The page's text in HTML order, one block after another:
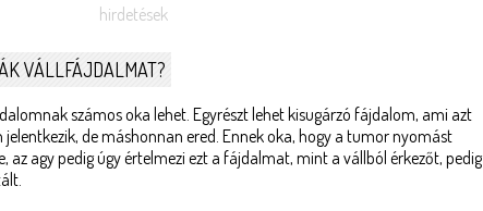
hirdetések
VÁLLFÁJDALMAT?
számos oka lehet. Egyrészt lehet kisugárzó fájdalom, ami azt
jelentkezik, de máshonnan ered. Ennek oka, hogy a tumor nyomást
az agy pedig úgy értelmezi ezt a fájdalmat, mint a vállból érkezőt, pedig